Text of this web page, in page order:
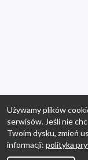
Używamy plików
serwisów. Jeśli nie
Twoim dysku, zmień
informacji: polityka